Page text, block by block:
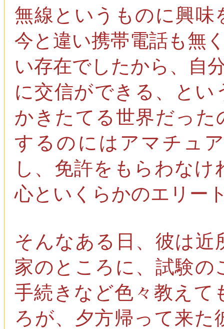
無線というものに興味
今と違い携帯電話も無
い存在でしたから、自
に交信ができる、と
かきたてる世界だった
するのにはアマチュ
し、免許をもらわな
心といくらかのエリー
そんなある日、彼は
家のところに、試験
手続きなど色々教えて
ろが、夕方帰って来